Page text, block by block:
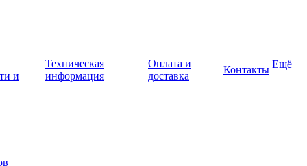
и
Техническая
информация
Оплата и
доставка
Контакты Ещё